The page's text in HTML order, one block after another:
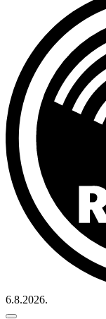
6.8.2026.